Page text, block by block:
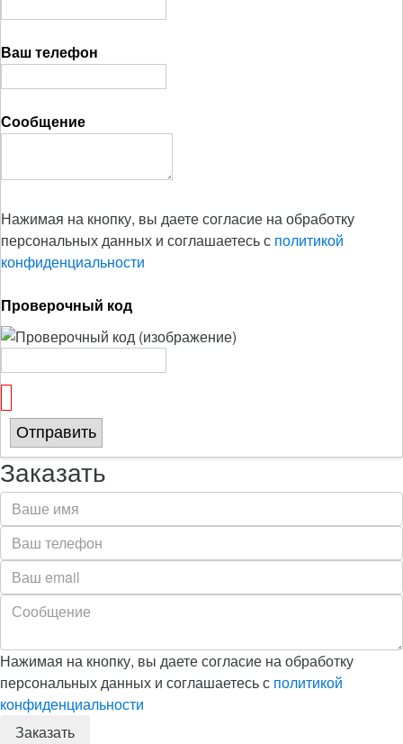
Ваш телефон
Сообщение
Нажимая на кнопку, вы даете согласие на обработку
персональных данных и соглашаетесь с политикой
конфиденциальности
Проверочный код
Отправить
Заказать
Нажимая на кнопку, вы даете согласие на обработку
персональных данных и соглашаетесь с политикой
конфиденциальности